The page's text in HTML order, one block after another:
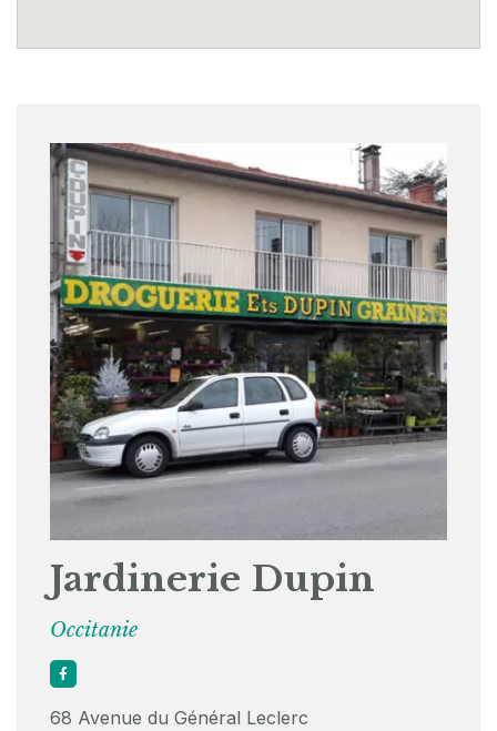
Jardinerie Dupin
Occitanie
68 Avenue du Général Leclerc